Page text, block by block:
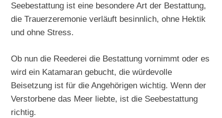
Seebestattung ist eine besondere Art der Bestattung,
die Trauerzeremonie verläuft besinnlich, ohne Hektik
und ohne Stress.
Ob nun die Reederei die Bestattung vornimmt oder es
wird ein Katamaran gebucht, die würdevolle
Beisetzung ist für die Angehörigen wichtig. Wenn der
Verstorbene das Meer liebte, ist die Seebestattung
richtig.